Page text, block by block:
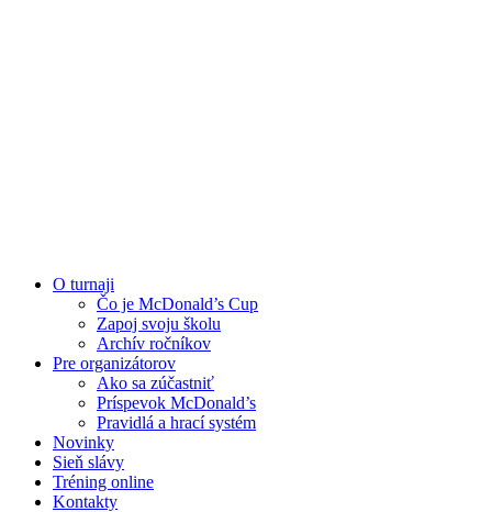
O turnaji
Čo je McDonald’s Cup
Zapoj svoju školu
Archív ročníkov
Pre organizátorov
Ako sa zúčastniť
Príspevok McDonald’s
Pravidlá a hrací systém
Novinky
Sieň slávy
Tréning online
Kontakty